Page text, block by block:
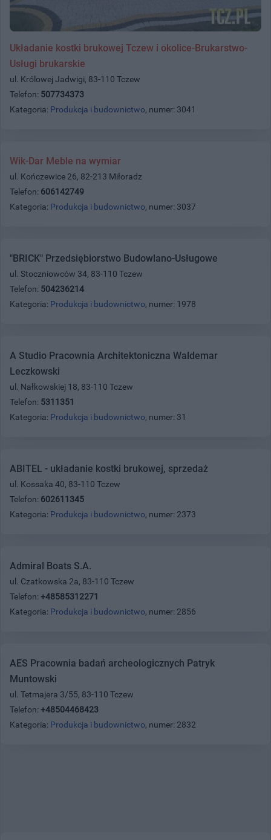
Układanie kostki brukowej Tczew i okolice-Brukarstwo-
Usługi brukarskie
ul. Królowej Jadwigi, 83-110 Tczew
Telefon: 507734373
Kategoria: Produkcja i budownictwo, numer: 3041
Wik-Dar Meble na wymiar
ul. Kończewice 26, 82-213 Miłoradz
Telefon: 606142749
Kategoria: Produkcja i budownictwo, numer: 3037
"BRICK" Przedsiębiorstwo Budowlano-Usługowe
ul. Stoczniowców 34, 83-110 Tczew
Telefon: 504236214
Kategoria: Produkcja i budownictwo, numer: 1978
A Studio Pracownia Architektoniczna Waldemar
Leczkowski
ul. Nałkowskiej 18, 83-110 Tczew
Telefon: 5311351
Kategoria: Produkcja i budownictwo, numer: 31
ABITEL - układanie kostki brukowej, sprzedaż
ul. Kossaka 40, 83-110 Tczew
Telefon: 602611345
Kategoria: Produkcja i budownictwo, numer: 2373
Admiral Boats S.A.
ul. Czatkowska 2a, 83-110 Tczew
Telefon: +48585312271
Kategoria: Produkcja i budownictwo, numer: 2856
AES Pracownia badań archeologicznych Patryk
Muntowski
ul. Tetmajera 3/55, 83-110 Tczew
Telefon: +48504468423
Kategoria: Produkcja i budownictwo, numer: 2832